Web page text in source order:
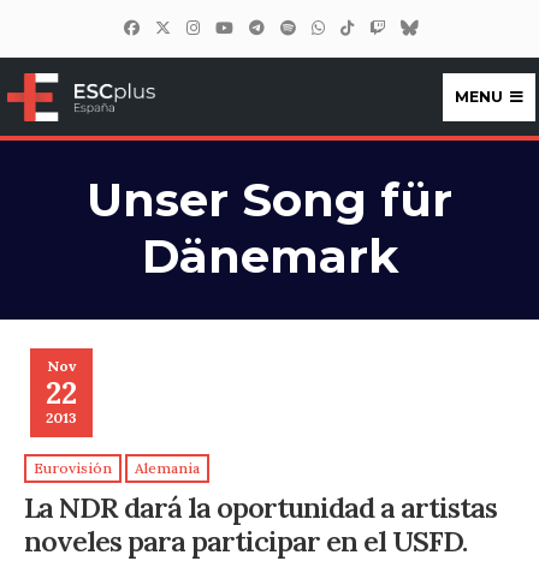
ESCplus España
MENU
Unser Song für
Dänemark
Nov
22
2013
Eurovisión Alemania
La NDR dará la oportunidad a artistas
noveles para participar en el USFD.